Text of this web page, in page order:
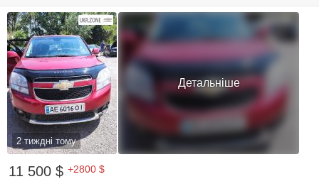
2 тиждні тому
Детальніше
11 500 $ +2800 $